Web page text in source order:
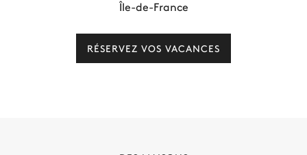
Île-de-France
RÉSERVEZ VOS VACANCES